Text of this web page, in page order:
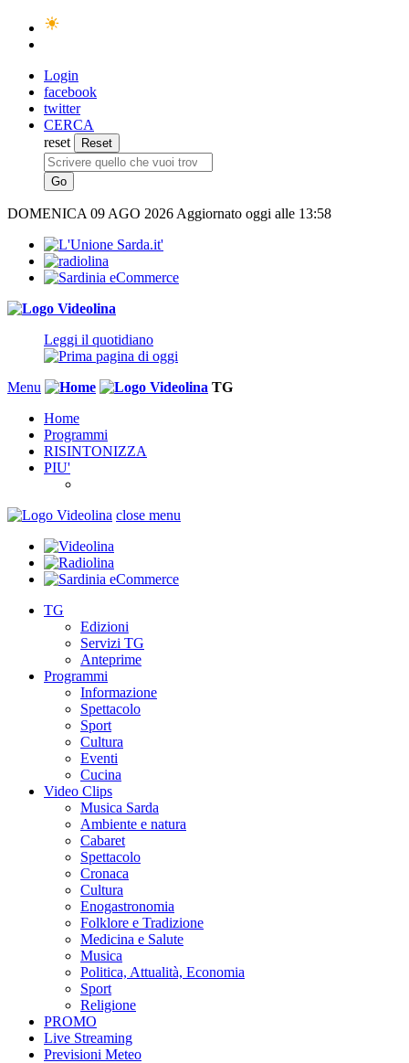
Login
facebook
twitter
CERCA
reset
DOMENICA 09 AGO 2026 Aggiornato oggi alle 13:58
Leggi il quotidiano
Menu
TG
Home
Programmi
RISINTONIZZA
PIU'
close menu
TG
Edizioni
Servizi TG
Anteprime
Programmi
Informazione
Spettacolo
Sport
Cultura
Eventi
Cucina
Video Clips
Musica Sarda
Ambiente e natura
Cabaret
Spettacolo
Cronaca
Cultura
Enogastronomia
Folklore e Tradizione
Medicina e Salute
Musica
Politica, Attualità, Economia
Sport
Religione
PROMO
Live Streaming
Previsioni Meteo